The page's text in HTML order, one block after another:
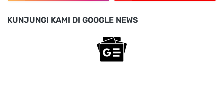
KUNJUNGI KAMI DI GOOGLE NEWS